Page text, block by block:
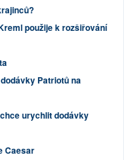
použije k rozšiřování
Patriotů na
urychlit dodávky
Caesar